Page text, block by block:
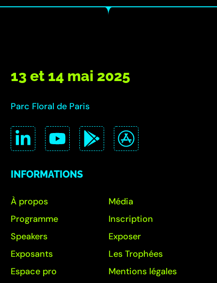
13 et 14 mai 2025
Parc Floral de Paris
INFORMATIONS
À propos
Programme
Speakers
Exposants
Espace pro
Média
Inscription
Exposer
Les Trophées
Mentions légales